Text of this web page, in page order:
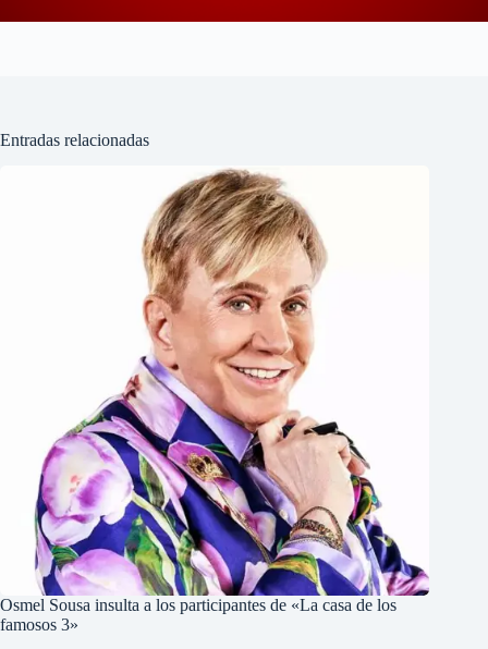
Entradas relacionadas
Osmel Sousa insulta a los participantes de «La casa de los
famosos 3»